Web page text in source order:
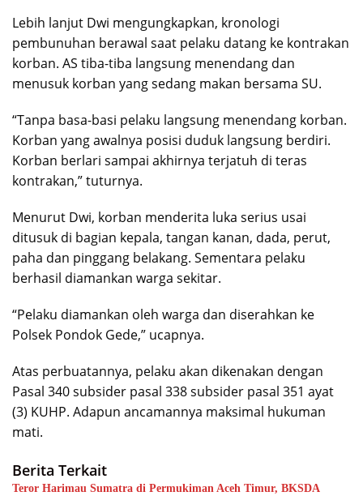
Lebih lanjut Dwi mengungkapkan, kronologi
pembunuhan berawal saat pelaku datang ke kontrakan
korban. AS tiba-tiba langsung menendang dan
menusuk korban yang sedang makan bersama SU.
“Tanpa basa-basi pelaku langsung menendang korban.
Korban yang awalnya posisi duduk langsung berdiri.
Korban berlari sampai akhirnya terjatuh di teras
kontrakan,” tuturnya.
Menurut Dwi, korban menderita luka serius usai
ditusuk di bagian kepala, tangan kanan, dada, perut,
paha dan pinggang belakang. Sementara pelaku
berhasil diamankan warga sekitar.
“Pelaku diamankan oleh warga dan diserahkan ke
Polsek Pondok Gede,” ucapnya.
Atas perbuatannya, pelaku akan dikenakan dengan
Pasal 340 subsider pasal 338 subsider pasal 351 ayat
(3) KUHP. Adapun ancamannya maksimal hukuman
mati.
Berita Terkait
Teror Harimau Sumatra di Permukiman Aceh Timur, BKSDA